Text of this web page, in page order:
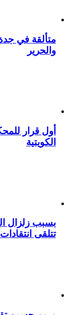
متألقة في
والحرير
أول قرار
الكويتية
بسبب زلزال
تتلقى